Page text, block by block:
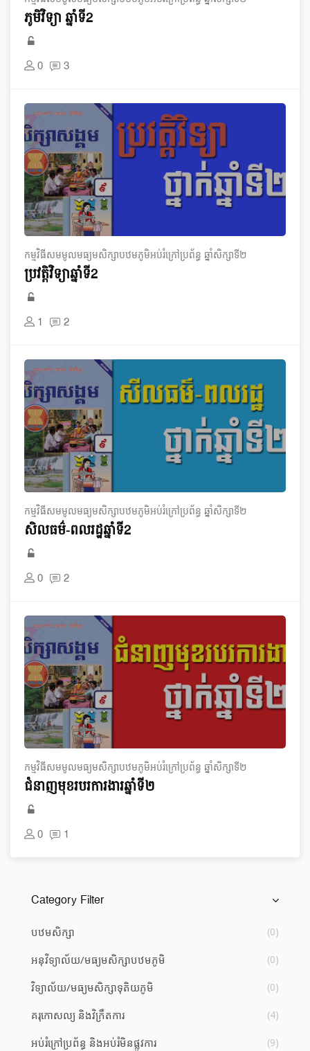
ភូមិវិទ្យា ឆ្នាំទី2
0 3
កម្មវិធី​សមមូល​មធ្យម​សិក្សា​បឋមភូមិ​អប់រំ​ក្រៅ​ប្រព័ន្ធ​ ឆ្នាំ​សិក្សា​ទី​២
ប្រវត្តិវិទ្យា​ឆ្នាំទី2
1 2
កម្មវិធី​សមមូល​មធ្យម​សិក្សា​បឋមភូមិ​អប់រំ​ក្រៅ​ប្រព័ន្ធ​ ឆ្នាំ​សិក្សា​ទី​២
សិលធម៌-ពលរដ្ឋ​ឆ្នាំទី2
0 2
កម្មវិធី​សមមូល​មធ្យម​សិក្សា​បឋមភូមិ​អប់រំ​ក្រៅ​ប្រព័ន្ធ​ ឆ្នាំ​សិក្សា​ទី​២
ជំនាញមុខរបរការងារ​ឆ្នាំទី២
0 1
រំលង [Cocoon] Course Categories List
Category Filter
បឋមសិក្សា (0)
អនុវិទ្យាល័យ/មធ្យម​សិក្សា​បឋមភូមិ (0)
វិទ្យាល័យ​/​មធ្យម​សិក្សា​ទុតិយភូមិ (0)
គរុកោសល្យ និង​វិក្រឹតការ (4)
អប់រំ​ក្រៅ​ប្រព័ន្ធ និង​​អប់រំ​មិន​ផ្លូវ​ការ (9)